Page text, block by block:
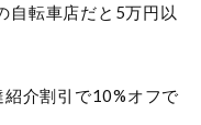
自転車店だと5万円以
介割引で10%オフで